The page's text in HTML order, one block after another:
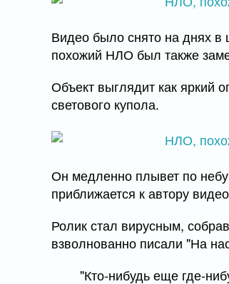
Видео было снято на днях
похожий НЛО был также
Объект выглядит как яркий
светового купола.
Он медленно плывет по
приближается к автору
Ролик стал вирусным,
взволнованно писали "На
"Кто-нибудь еще где-